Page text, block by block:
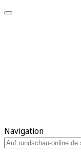
Navigation